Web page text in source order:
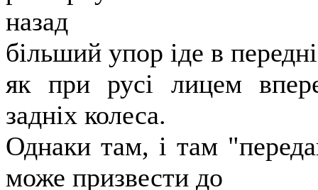
назад
більший упор іде в
як при русі лицем
задніх колеса.
Однаки там, і там
може призвести до